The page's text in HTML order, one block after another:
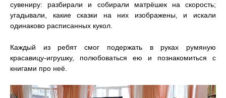
сувениру: разбирали и собирали матрёшек на скорость;
угадывали, какие сказки на них изображены, и искали
одинаково расписанных кукол.
Каждый из ребят смог подержать в руках румяную
красавицу-игрушку, полюбоваться ею и познакомиться с
книгами про неё.